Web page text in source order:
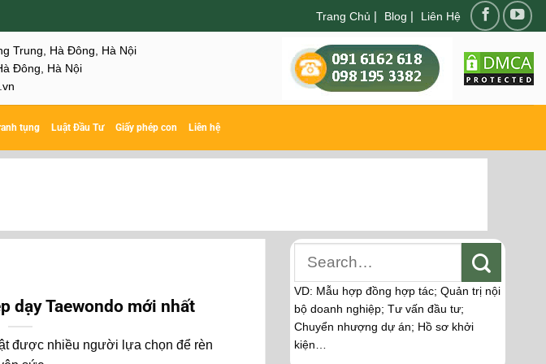
Trang Chủ | Blog | Liên Hệ
Trung, Hà Đông, Hà Nội
Đông, Hà Nội
tụng Luật Đầu Tư Giấy phép con Liên hệ
dạy Taewondo mới nhất
được nhiều người lựa chọn để rèn
VD: Mẫu hợp đồng hợp tác; Quản trị nội
bộ doanh nghiệp; Tư vấn đầu tư;
Chuyển nhượng dự án; Hồ sơ khởi
kiện…